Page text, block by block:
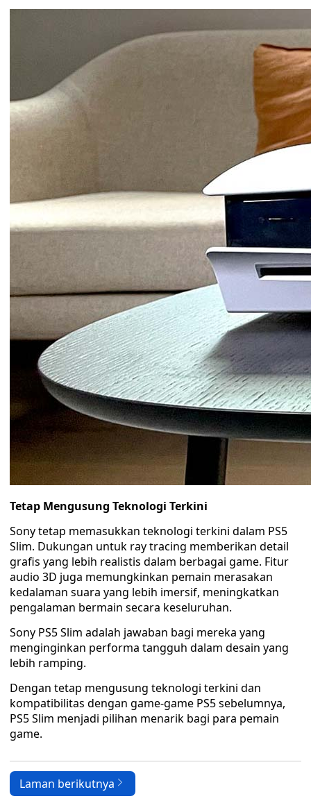
Tetap Mengusung Teknologi Terkini
Sony tetap memasukkan teknologi terkini dalam PS5
Slim. Dukungan untuk ray tracing memberikan detail
grafis yang lebih realistis dalam berbagai game. Fitur
audio 3D juga memungkinkan pemain merasakan
kedalaman suara yang lebih imersif, meningkatkan
pengalaman bermain secara keseluruhan.
Sony PS5 Slim adalah jawaban bagi mereka yang
menginginkan performa tangguh dalam desain yang
lebih ramping.
Dengan tetap mengusung teknologi terkini dan
kompatibilitas dengan game-game PS5 sebelumnya,
PS5 Slim menjadi pilihan menarik bagi para pemain
game.
Laman berikutnya